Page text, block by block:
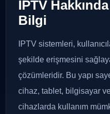
IPTV
Bilgi
IPTV sistemleri,
şekilde erişmesini
çözümleridir. Bu yapı
cihaz, tablet, bilgisayar
cihazlarda kullanım